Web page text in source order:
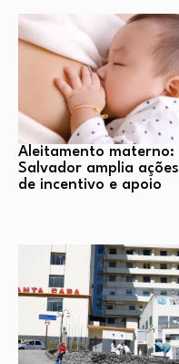
Aleitamento materno:
Salvador amplia ações
de incentivo e apoio